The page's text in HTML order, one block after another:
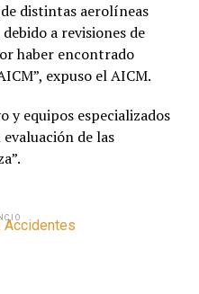
distintas aerolíneas
a revisiones de
haber encontrado
expuso el AICM.
y equipos especializados
de las